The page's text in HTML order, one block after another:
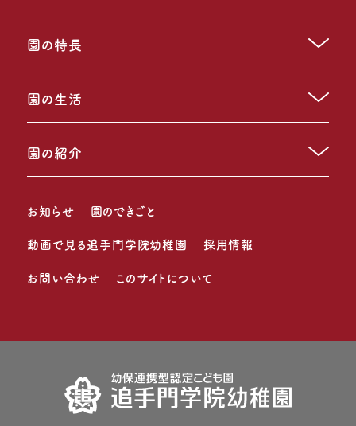
園の特長
園の生活
園の紹介
お知らせ 園のできごと
動画で見る追手門学院幼稚園 採用情報
お問い合わせ このサイトについて